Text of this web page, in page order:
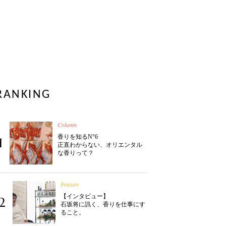
Column
香りを知るN°6
正直わからない、オリエンタル
な香りって？
Feature
【インタビュー】
石坂将に訊く、香りを仕事にす
ること。